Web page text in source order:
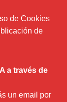
de Cookies
de
a través de
un email por